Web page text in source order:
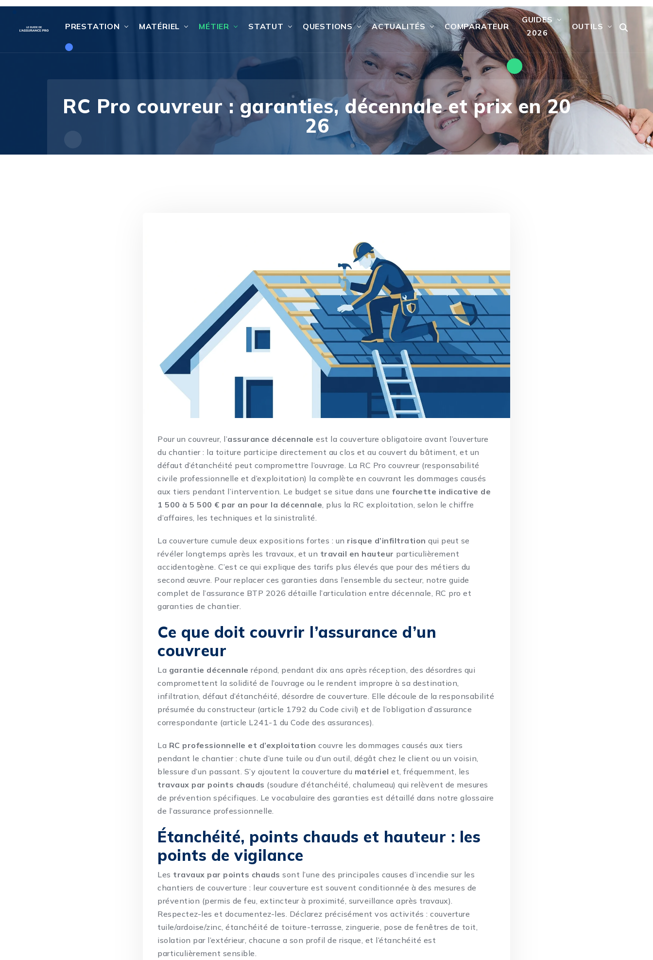
PRESTATION MATÉRIEL MÉTIER STATUT QUESTIONS ACTUALITÉS COMPARATEUR
GUIDES
2026
OUTILS
RC Pro couvreur : garanties, décennale et prix en 20
26
Pour un couvreur, l’assurance décennale est la couverture obligatoire avant l’ouverture
du chantier : la toiture participe directement au clos et au couvert du bâtiment, et un
défaut d’étanchéité peut compromettre l’ouvrage. La RC Pro couvreur (responsabilité
civile professionnelle et d’exploitation) la complète en couvrant les dommages causés
aux tiers pendant l’intervention. Le budget se situe dans unefourchette indicative de
1 500 à 5 500 € par an pour la décennale, plus la RC exploitation, selon le chiffre
d’affaires, les techniques et la sinistralité.
La couverture cumule deux expositions fortes : un risque d’infiltration qui peut se
révéler longtemps après les travaux, et un travail en hauteur particulièrement
accidentogène. C’est ce qui explique des tarifs plus élevés que pour des métiers du
second œuvre. Pour replacer ces garanties dans l’ensemble du secteur, notreguide
complet de l’assurance BTP 2026 détaille l’articulation entre décennale, RC pro et
garanties de chantier.
Ce que doit couvrir l’assurance d’un
couvreur
La garantie décennale répond, pendant dix ans après réception, des désordres qui
compromettent la solidité de l’ouvrage ou le rendent impropre à sa destination,
infiltration, défaut d’étanchéité, désordre de couverture. Elle découle de la responsabilité
présumée du constructeur (article 1792 du Code civil) et de l’obligation d’assurance
correspondante (article L241-1 du Code des assurances).
La RC professionnelle et d’exploitation couvre les dommages causés aux tiers
pendant le chantier : chute d’une tuile ou d’un outil, dégât chez le client ou un voisin,
blessure d’un passant. S’y ajoutent la couverture du matériel et, fréquemment, les
travaux par points chauds (soudure d’étanchéité, chalumeau) qui relèvent de mesures
de prévention spécifiques. Le vocabulaire des garanties est détaillé dans notreglossaire
de l’assurance professionnelle.
Étanchéité, points chauds et hauteur : les
points de vigilance
Les travaux par points chauds sont l’une des principales causes d’incendie sur les
chantiers de couverture : leur couverture est souvent conditionnée à des mesures de
prévention (permis de feu, extincteur à proximité, surveillance après travaux).
Respectez-les et documentez-les. Déclarez précisément vos activités : couverture
tuile/ardoise/zinc, étanchéité de toiture-terrasse, zinguerie, pose de fenêtres de toit,
isolation par l’extérieur, chacune a son profil de risque, et l’étanchéité est
particulièrement sensible.